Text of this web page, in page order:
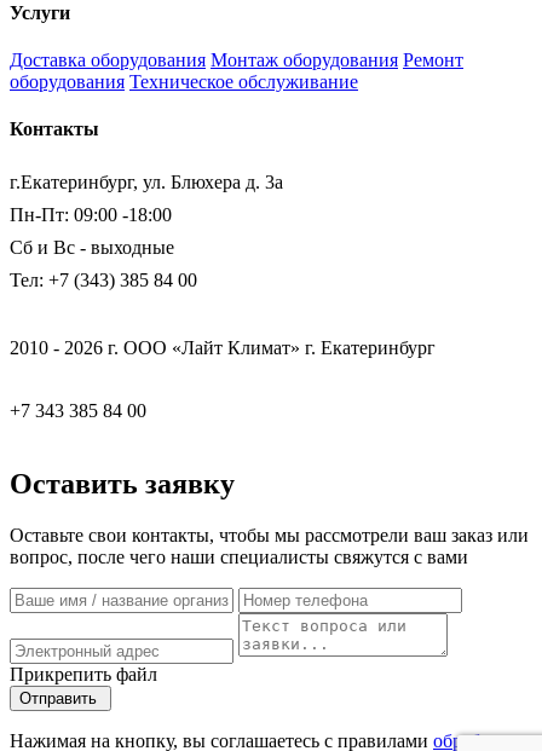
Услуги
Доставка оборудования Монтаж оборудования Ремонт
оборудования Техническое обслуживание
Контакты
г.Екатеринбург, ул. Блюхера д. 3а
Пн-Пт: 09:00 -18:00
Сб и Вс - выходные
Тел: +7 (343) 385 84 00
2010 - 2026 г. ООО «Лайт Климат» г. Екатеринбург
+7 343 385 84 00
Оставить заявку
Оставьте свои контакты, чтобы мы рассмотрели ваш заказ или
вопрос, после чего наши специалисты свяжутся с вами
Прикрепить файл
Отправить
Нажимая на кнопку, вы соглашаетесь с правилами обработки